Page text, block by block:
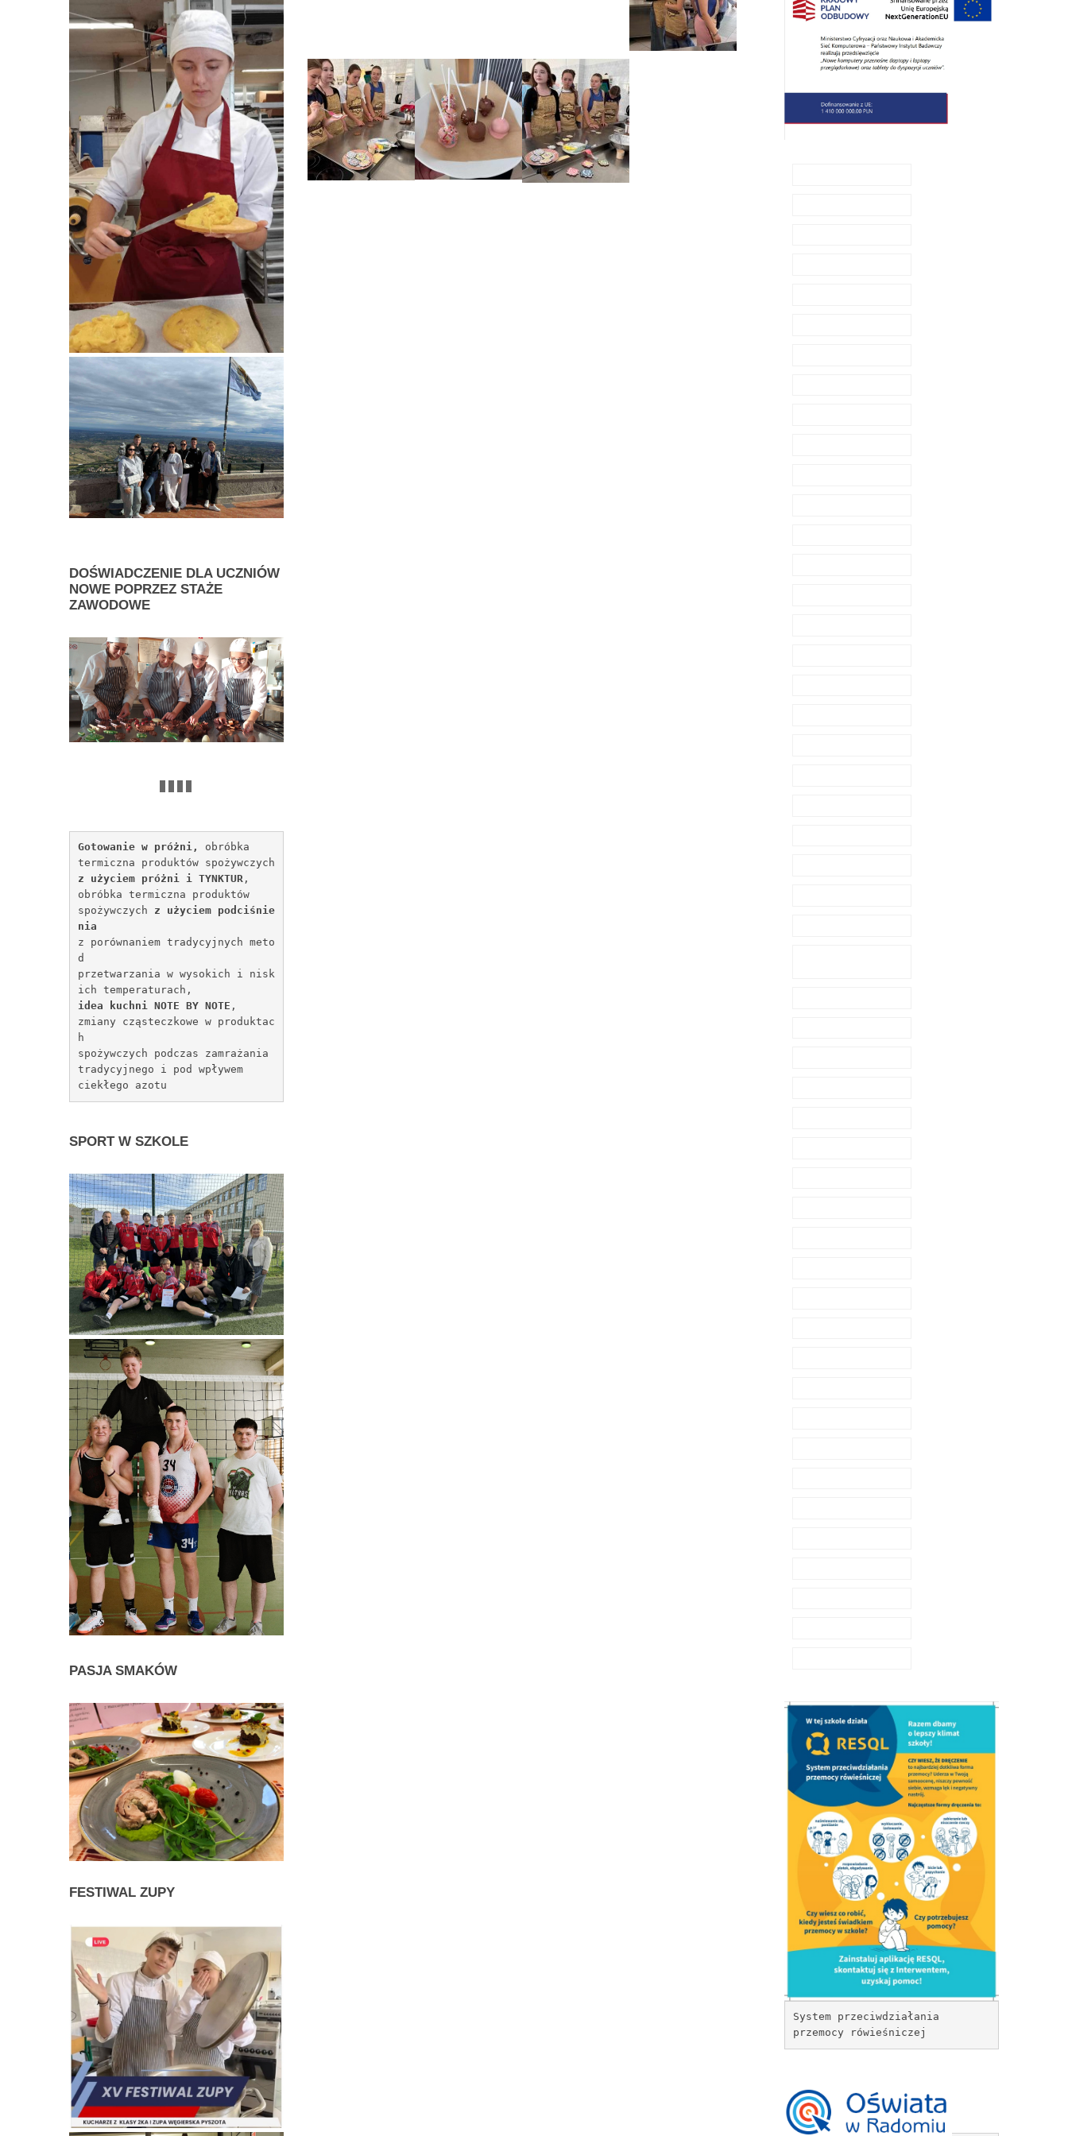
DOŚWIADCZENIE DLA UCZNIÓW
NOWE POPRZEZ STAŻE
ZAWODOWE
Gotowanie w próżni, obróbka
termiczna produktów
z użyciem próżni i TYNKTUR,
obróbka termiczna produktów
spożywczych z użyciem podciśnie
nia
z porównaniem tradycyjnych meto
d
przetwarzania w wysokich i nisk
ich temperaturach,
idea kuchni NOTE BY NOTE ,
zmiany cząsteczkowe w produktac
h
spożywczych podczas zamrażania
tradycyjnego i pod wpływem
ciekłego azotu
SPORTW SZKOLE
PASJASMAKÓW
FESTIWAL ZUPY
System przeciwdziałania
przemocy rówieśniczej